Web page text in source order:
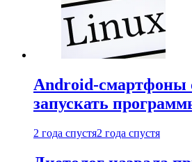
Android-смартфоны
запускать
2 года спустя2 года спустя